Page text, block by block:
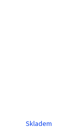
Skladem